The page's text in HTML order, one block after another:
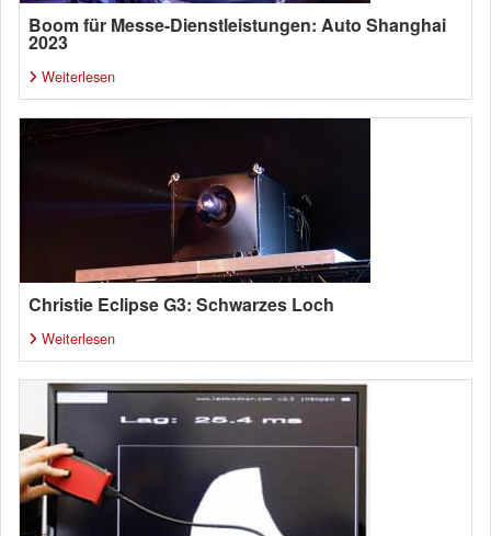
Boom für Messe-Dienstleistungen: Auto Shanghai
2023
Weiterlesen
Christie Eclipse G3: Schwarzes Loch
Weiterlesen